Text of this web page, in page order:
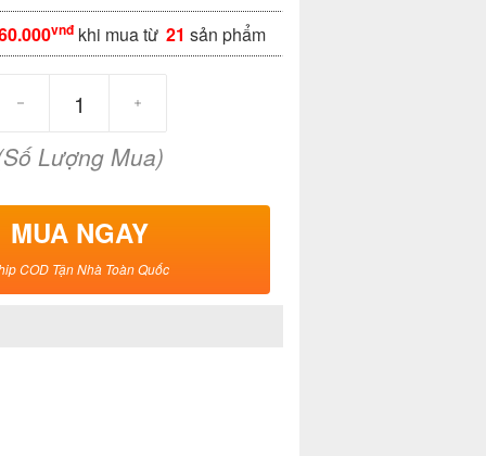
vnđkhi mua từ 21 sản phẩm
Lượng Mua)
MUA NGAY
COD Tận Nhà Toàn Quốc